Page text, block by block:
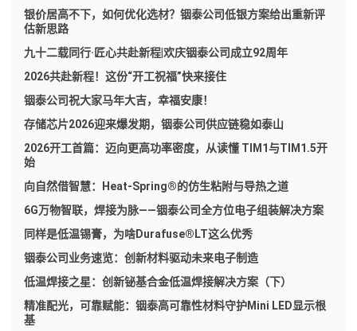
银价居高不下，如何优化选材？铟泰公司低银方案给出重新评
估新思路
九十二载同行·匠心共赴新程|欢庆铟泰公司成立92周年
2026共赴新程！这份“开工祝福”快来接住
铟泰公司祝大家马年大吉，幸福安康！
存储芯片2026迎来爆发期，铟泰公司供应链稳如泰山
2026开工首篇：迈向更高功率密度，从读懂 TIM1与TIM1.5开
始
向自然借智慧：Heat-Spring®的仿生粘附与导热之道
6G万物智联，焊接为脉——铟泰公司全方位电子组装解决方案
同样是低温锡膏，为啥Durafuse®LT这么优秀
铟泰公司业务速览：创新材料驱动未来电子制造
低温焊接之星：创新铋基合金低温焊接解决方案（下）
精准配光，可靠赋能：铟泰高可靠性材料守护Mini LED显示根
基